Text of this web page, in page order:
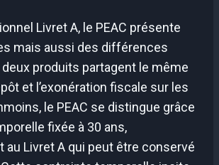
Livret A, le PEAC présente
mais aussi des différences
produits partagent le même
et l’exonération fiscale sur les
le PEAC se distingue grâce
fixée à 30 ans,
au Livret A qui peut être conservé